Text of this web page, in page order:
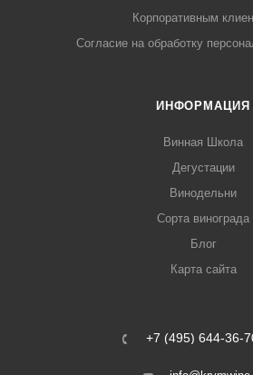
Корпоративным
Согласие на обработку
ИНФОРМАЦИЯ
Винная Школа
Дегустации
Винодельни
Сорта винограда
Блог
Карта сайта
+7 (495) 644-36-